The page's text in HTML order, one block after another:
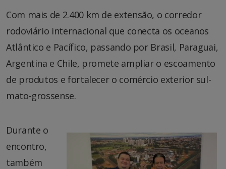
Com mais de 2.400 km de extensão, o corredor
rodoviário internacional que conecta os oceanos
Atlântico e Pacífico, passando por Brasil, Paraguai,
Argentina e Chile, promete ampliar o escoamento
de produtos e fortalecer o comércio exterior sul-
mato-grossense.
Durante o
encontro,
também